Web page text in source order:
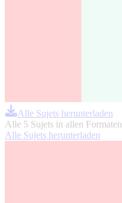
Alle Sujets herunterladen
Alle 5 Sujets in allen Formaten
Alle Sujets herunterladen